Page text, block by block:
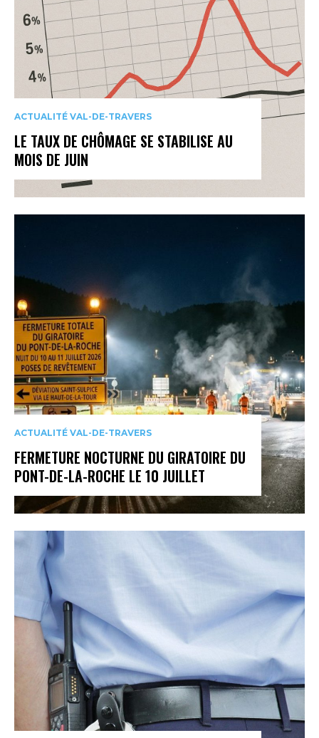
ACTUALITÉ VAL-DE-TRAVERS
LE TAUX DE CHÔMAGE SE STABILISE AU
MOIS DE JUIN
ACTUALITÉ VAL-DE-TRAVERS
FERMETURE NOCTURNE DU GIRATOIRE DU
PONT-DE-LA-ROCHE LE 10 JUILLET